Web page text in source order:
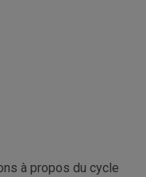
à propos du cycle